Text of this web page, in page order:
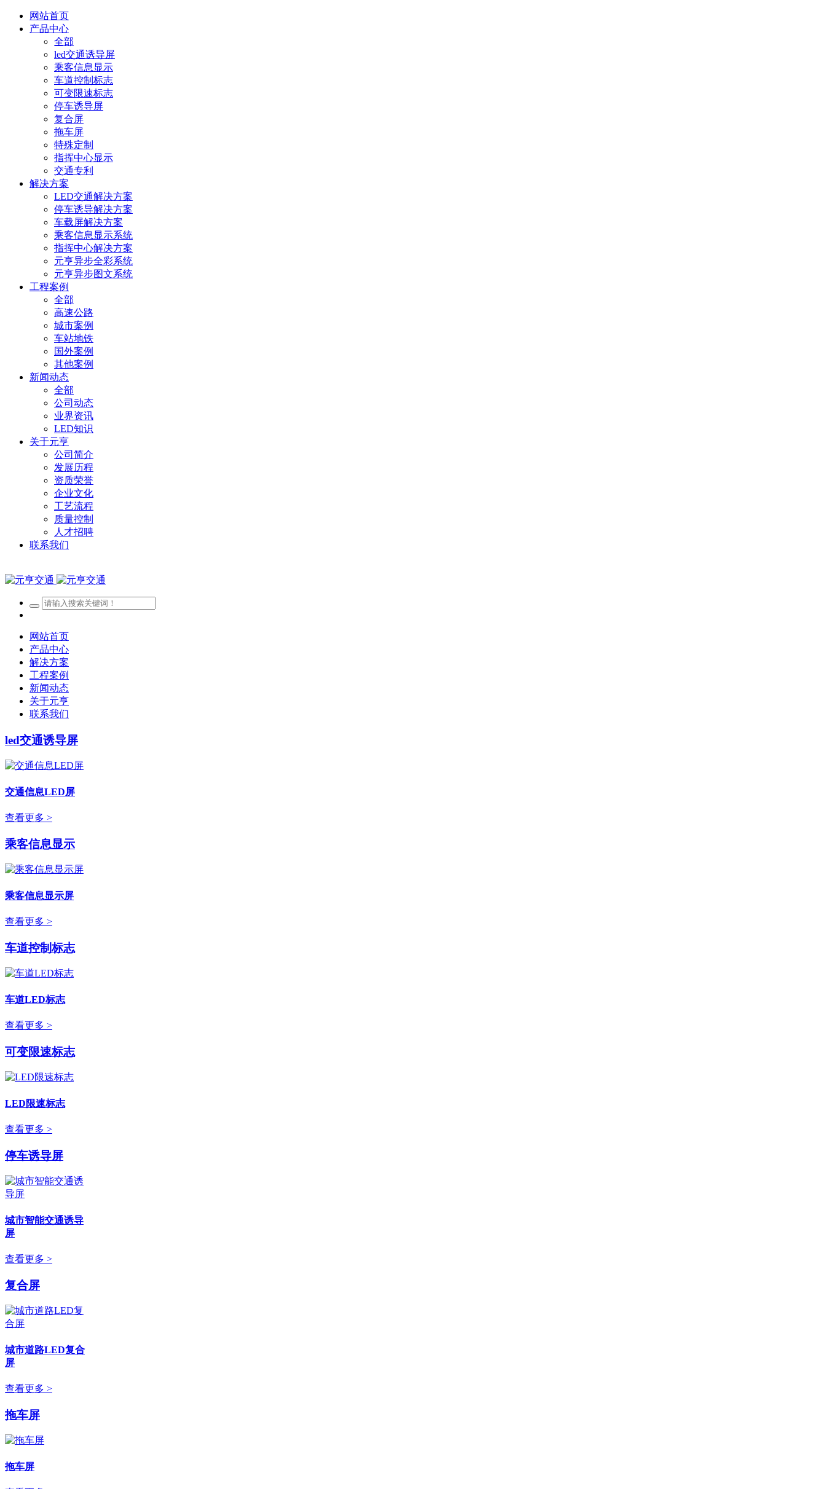
网站首页
产品中心
全部
led交通诱导屏
乘客信息显示
车道控制标志
可变限速标志
停车诱导屏
复合屏
拖车屏
特殊定制
指挥中心显示
交通专利
解决方案
LED交通解决方案
停车诱导解决方案
车载屏解决方案
乘客信息显示系统
指挥中心解决方案
元亨异步全彩系统
元亨异步图文系统
工程案例
全部
高速公路
城市案例
车站地铁
国外案例
其他案例
新闻动态
全部
公司动态
业界资讯
LED知识
关于元亨
公司简介
发展历程
资质荣誉
企业文化
工艺流程
质量控制
人才招聘
联系我们
网站首页
产品中心
解决方案
工程案例
新闻动态
关于元亨
联系我们
led交通诱导屏
交通信息LED屏
查看更多 >
乘客信息显示
乘客信息显示屏
查看更多 >
车道控制标志
车道LED标志
查看更多 >
可变限速标志
LED限速标志
查看更多 >
停车诱导屏
城市智能交通诱导
屏
查看更多 >
复合屏
城市道路LED复合
屏
查看更多 >
拖车屏
拖车屏